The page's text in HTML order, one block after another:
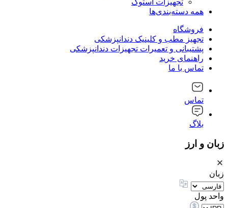
تجهیزات استوک
همه دسته‌بندی‌ها
فروشگاه
تجهیز مطب و کلینیک دندانپزشکی
پشتیبانی و تعمیرات تجهیزات دندانپزشکی
راهنمای خرید
تماس با ما
تماس
بلاگ
زبان و ارز
زبان
واحد پول